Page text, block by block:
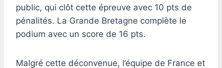
public, qui clôt cette épreuve avec 10 pts de
pénalités. La Grande Bretagne complète le
podium avec un score de 16 pts.
Malgré cette déconvenue, l’équipe de France et